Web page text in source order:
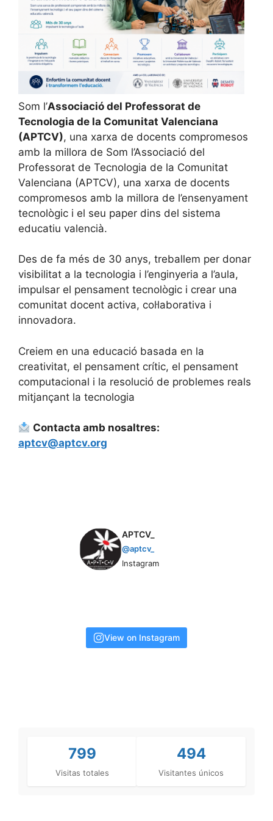
Som l’Associació del Professorat de
Tecnologia de la Comunitat Valenciana
(APTCV), una xarxa de docents compromesos
amb la millora de Som l’Associació del
Professorat de Tecnologia de la Comunitat
Valenciana (APTCV), una xarxa de docents
compromesos amb la millora de l’ensenyament
tecnològic i el seu paper dins del sistema
educatiu valencià.
Des de fa més de 30 anys, treballem per donar
visibilitat a la tecnologia i l’enginyeria a l’aula,
impulsar el pensament tecnològic i crear una
comunitat docent activa, col·laborativa i
innovadora.
Creiem en una educació basada en la
creativitat, el pensament crític, el pensament
computacional i la resolució de problemes reals
mitjançant la tecnologia
Contacta amb nosaltres:
aptcv@aptcv.org
APTCV_
@aptcv_
Instagram